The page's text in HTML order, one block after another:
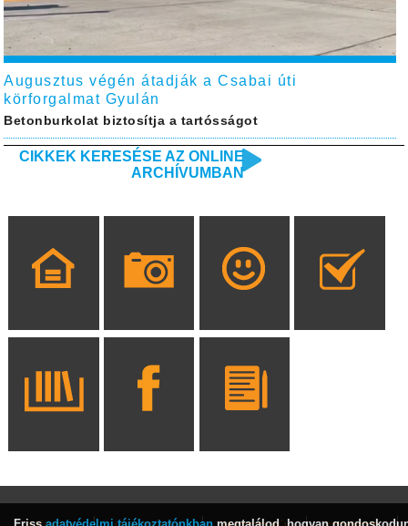
Augusztus végén átadják a Csabai úti
körforgalmat Gyulán
Betonburkolat biztosítja a tartósságot
CIKKEK KERESÉSE AZ ONLINE
ARCHÍVUMBAN